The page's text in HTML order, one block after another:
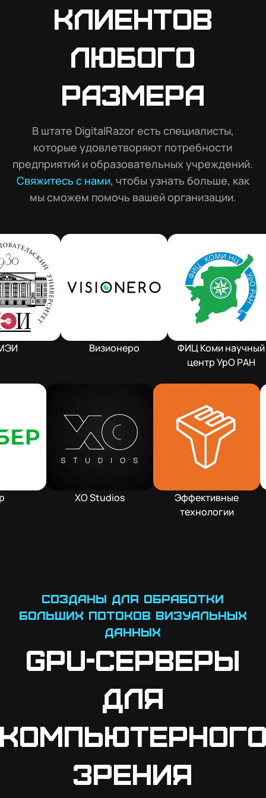
клиентов
любого
размера
В штате DigitalRazor есть специалисты,
которые удовлетворяют потребности
предприятий и образовательных учреждений.
Свяжитесь с нами, чтобы узнать больше, как
мы сможем помочь вашей организации.
Визионеро
ФИЦ Коми научный
центр УрО РАН
Сбер XO Studios
Эффективные
технологии
Созданы для обработки
больших потоков визуальных
данных
GPU-серверы
для
зрения